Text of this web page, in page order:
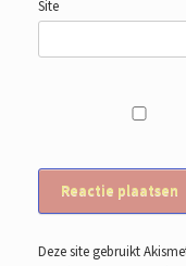
Site
Deze site gebruikt